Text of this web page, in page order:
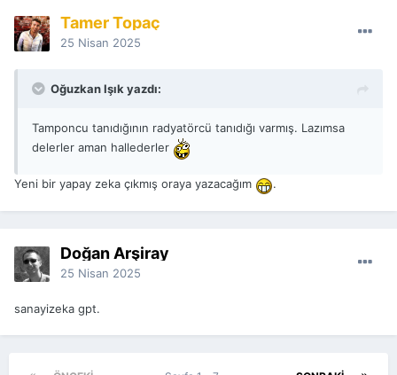
Tamer Topaç
25 Nisan 2025
Oğuzkan Işık yazdı:
Tamponcu tanıdığının radyatörcü tanıdığı varmış. Lazımsa
delerler aman hallederler
Yeni bir yapay zeka çıkmış oraya yazacağım .
Doğan Arşiray
25 Nisan 2025
sanayizeka gpt.